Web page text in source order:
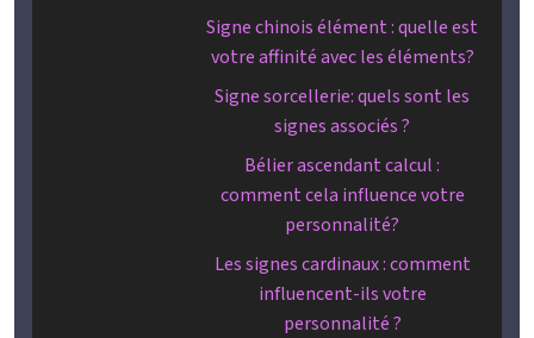
Signe chinois élément : quelle est
votre affinité avec les éléments?
Signe sorcellerie: quels sont les
signes associés ?
Bélier ascendant calcul :
comment cela influence votre
personnalité?
Les signes cardinaux : comment
influencent-ils votre
personnalité ?